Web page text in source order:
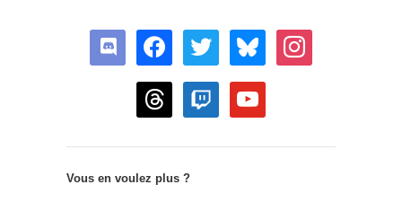
discord facebook twitter bluesky instagram
threads twitch youtube
Vous en voulez plus ?